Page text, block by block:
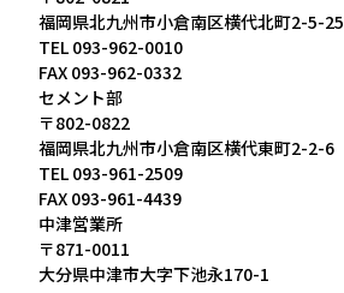
福岡県北九州市小倉南区横代北町2-5-25
TEL 093-962-0010
FAX 093-962-0332
セメント部
〒802-0822
福岡県北九州市小倉南区横代東町2-2-6
TEL 093-961-2509
FAX 093-961-4439
中津営業所
〒871-0011
大分県中津市大字下池永170-1